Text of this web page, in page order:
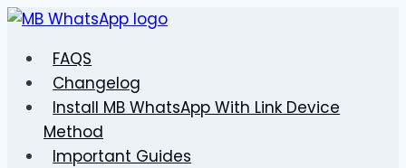
Saltar
contenido
FAQS
Changelog
Install MB WhatsApp With Link Device
Method
Important Guides